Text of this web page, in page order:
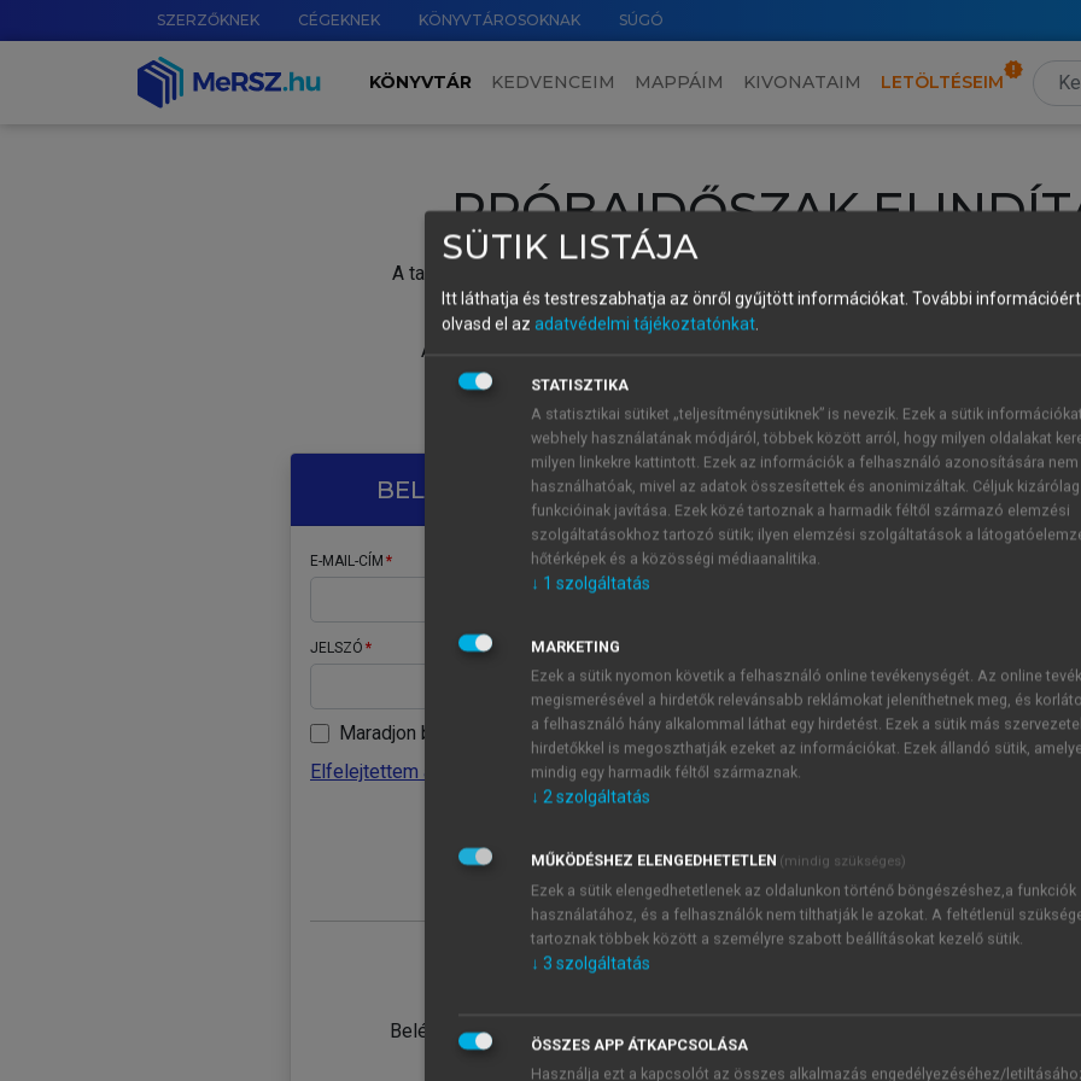
SZERZŐKNEK CÉGEKNEK KÖNYVTÁROSOKNAK SÚGÓ
KÖNYVTÁR KEDVENCEIM MAPPÁIM KIVONATAIM LETÖLTÉSEIM
PRÓBAIDŐSZAK
A tartalom megtekintéséhez lépj be a saját fiókoddal, iskolai azonosítóddal vagy
Új felhasználóként1 óra díjmentes hozzáférésrevagy
A próbaidőszak elindításához,
vagy hozz
A regisztráció után a
BELÉPÉS SAJÁT FIÓKKAL
E-MAIL-CÍM
JELSZÓ
Maradjon belépve
Elfelejtettem a jelszavamat
Belépés intézményi azonosítóval
ÚJ FIÓK
1 óra
JELSZÓ
Kérek értesítést a MeRSZ
Kérek értesítést az
SÜTIK LISTÁJA
Itt láthatja és testreszabhatja az önről gyűjtött információkat. További
olvasd el az adatvédelmi tájékoztatónkat.
STATISZTIKA
A statisztikai sütiket „teljesítménysütiknek” is nevezik. Ezek a sütik
webhely használatának módjáról, többek között arról, hogy milyen oldalakat
milyen linkekre kattintott. Ezek az információk a felhasználó azonosítására nem
használhatóak, mivel az adatok összesítettek és anonimizáltak. Céljuk
funkcióinak javítása. Ezek közé tartoznak a harmadik féltől származó elemzési
szolgáltatásokhoz tartozó sütik; ilyen elemzési szolgáltatások a
hőtérképek és a közösségi médiaanalitika.
↓ 1 szolgáltatás
MARKETING
Ezek a sütik nyomon követik a felhasználó online tevékenységét. Az online
megismerésével a hirdetők relevánsabb reklámokat jeleníthetnek meg, és
a felhasználó hány alkalommal láthat egy hirdetést. Ezek a sütik más
hirdetőkkel is megoszthatják ezeket az információkat. Ezek állandó sütik,
mindig egy harmadik féltől származnak.
↓ 2szolgáltatás
MŰKÖDÉSHEZ ELENGEDHETETLEN (mindig szükséges)
Ezek a sütik elengedhetetlenek az oldalunkon történő böngészéshez,a funkciók
használatához, és a felhasználók nem tilthatják le azokat. A feltétlenül
tartoznak többek között a személyre szabott beállításokat kezelő sütik.
↓ 3 szolgáltatás
ÖSSZES APP ÁTKAPCSOLÁSA
Használja ezt a kapcsolót az összes alkalmazás engedélyezéséhez/